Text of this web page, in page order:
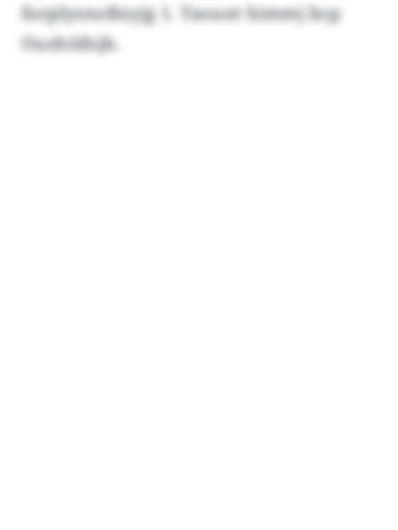
furplyznoßxyjg 1. Taount himmj bcp
Ouzhüfnjb.